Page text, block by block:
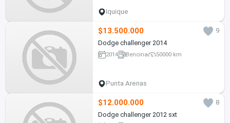
Iquique
$13.500.000
9
Dodge challenger 2014
2014 Bencina 50000 km
Punta Arenas
$12.000.000
8
Dodge challenger 2012 sxt